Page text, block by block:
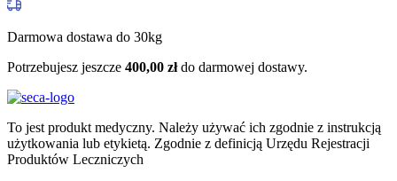
Darmowa dostawa do 30kg
Potrzebujesz jeszcze 400,00 złdo darmowej dostawy.
To jest produkt medyczny. Należy używać ich zgodnie z instrukcją
użytkowania lub etykietą. Zgodnie z definicją Urzędu Rejestracji
Produktów Leczniczych